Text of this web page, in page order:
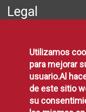
Legal
Política de
Aviso Legal
Disponibilidad
Declaración de
Política de Cookies
Utilizamos
para mejorar
usuario.Al
de este sitio
su